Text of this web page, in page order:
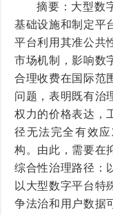
摘要：大型数
基础设施和制定平
平台利用其准公共
市场机制，影响数
合理收费在国际范
问题，表明既有治
权力的价格表达，
径无法完全有效
构。由此，需要在
综合性治理路径：
以大型数字平台特
争法治和用户数据